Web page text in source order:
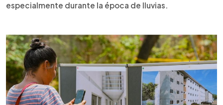
especialmente durante la época de lluvias.